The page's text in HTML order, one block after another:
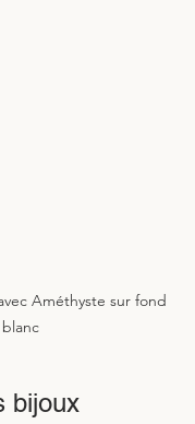
Améthyste sur fond
blanc
bijoux